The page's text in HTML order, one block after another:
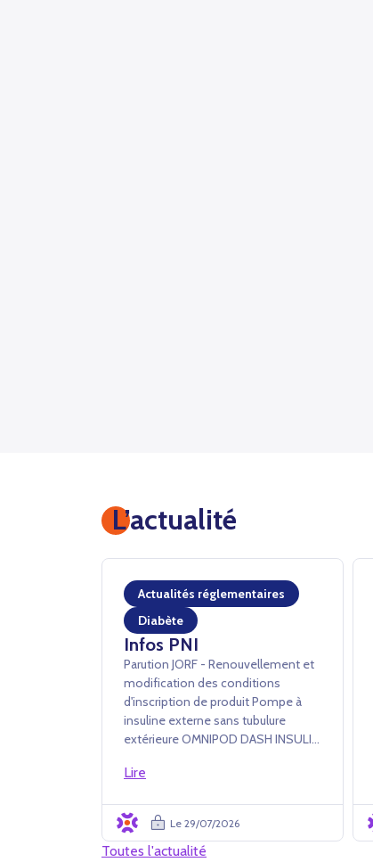
L’actualité
Actualités réglementaires
Diabète
Infos PNI
Parution JORF - Renouvellement et
modification des conditions
d'inscription de produit Pompe à
insuline externe sans tubulure
extérieure OMNIPOD DASH INSULIN
France SAS Arrêté du 24 juillet 2026
d'inscription et modification des
conditions d'i...
Lire
Le 29/07/2026
Toutes l'actualité